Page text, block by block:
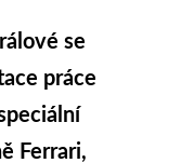
se
práce
Ferrari,